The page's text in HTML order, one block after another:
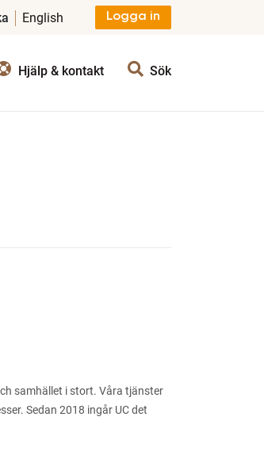
Logga in
English
Hjälp & kontakt Sök
samhället i stort. Våra tjänster
Sedan 2018 ingår UC det